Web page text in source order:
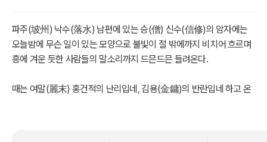
파주(坡州) 낙수(落水) 남편에 있는 승(僧) 신수(信修)의 암자에는
오늘밤에 무슨 일이 있는 모양으로 불빛이 절 밖에까지 비치어 흐르며
흥에 겨운 듯한 사람들의 말소리까지 드믄드믄 들려온다.
때는 여말(麗末) 홍건적의 난리입네, 김용(金鏞)의 반란입네 하고 온